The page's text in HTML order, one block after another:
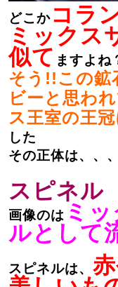
どこかコラ
ミックス
似て ますよね
そう!!この鉱
ビーと思わ
ス王室の王
した
その正体は、、、
スピネル
画像のは ミ
ルとして
スピネルは、